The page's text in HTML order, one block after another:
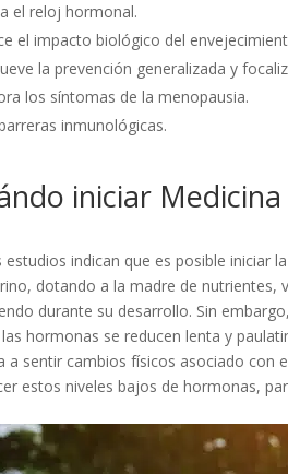
el reloj hormonal.
el impacto biológico del
la prevención generalizada y
los síntomas de la menopausia.
inmunológicas.
iniciar
estudios indican que es posible iniciar
dotando a la madre de nutrientes,
durante su desarrollo. Sin
hormonas se reducen lenta y
a sentir cambios físicos asociado con
estos niveles bajos de hormonas,